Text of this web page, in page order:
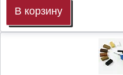
В корзину